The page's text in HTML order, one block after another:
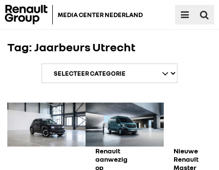
MEDIA CENTER NEDERLAND
RENAULT GROUP
Tag: Jaarbeurs Utrecht
Renault
aanwezig
op
Nieuwe
Renault
Master